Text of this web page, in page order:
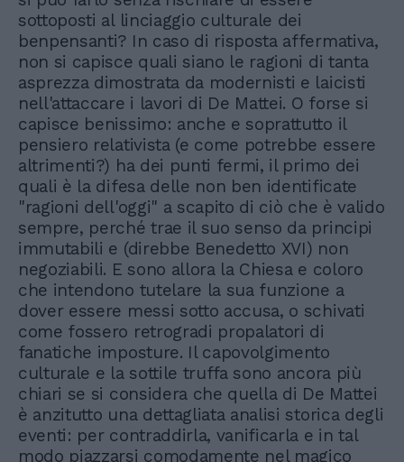
sottoposti al linciaggio culturale dei
benpensanti? In caso di risposta affermativa,
non si capisce quali siano le ragioni di tanta
asprezza dimostrata da modernisti e laicisti
nell'attaccare i lavori di De Mattei. O forse si
capisce benissimo: anche e soprattutto il
pensiero relativista (e come potrebbe essere
altrimenti?) ha dei punti fermi, il primo dei
quali è la difesa delle non ben identificate
"ragioni dell'oggi" a scapito di ciò che è valido
sempre, perché trae il suo senso da principi
immutabili e (direbbe Benedetto XVI) non
negoziabili. E sono allora la Chiesa e coloro
che intendono tutelare la sua funzione a
dover essere messi sotto accusa, o schivati
come fossero retrogradi propalatori di
fanatiche imposture. Il capovolgimento
culturale e la sottile truffa sono ancora più
chiari se si considera che quella di De Mattei
è anzitutto una dettagliata analisi storica degli
eventi: per contraddirla, vanificarla e in tal
modo piazzarsi comodamente nel magico